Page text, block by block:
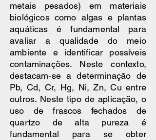
metais pesados) em materiais
biológicos como algas e plantas
aquáticas é fundamental para
avaliar a qualidade do meio
ambiente e identificar possíveis
contaminações. Neste contexto,
destacam-se a determinação de
Pb, Cd, Cr, Hg, Ni, Zn, Cu entre
outros. Neste tipo de aplicação, o
uso de frascos fechados de
quartzo de alta pureza é
fundamental para se obter